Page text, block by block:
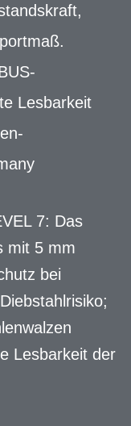
Lesbarkeit
7: Das
mit 5 mm
bei
Lesbarkeit der